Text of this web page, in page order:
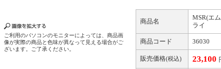
ご利用のパソコンのモニターによっては、商品画
像が実際の商品と色味が異なって見える場合がご
ざいます。ご了承ください。
商品名
MSR(エ
ライ
商品コード 36030
販売価格(税込) 23,100